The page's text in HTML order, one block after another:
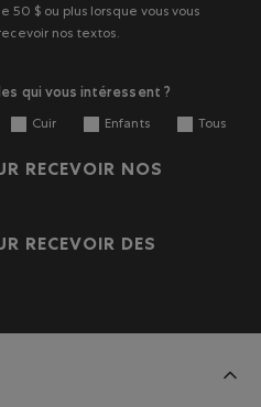
50 $ ou plus lorsque vous vous
nos textos.
qui vous intéressent ?
Cuir Enfants Tous
RECEVOIR NOS
RECEVOIR DES